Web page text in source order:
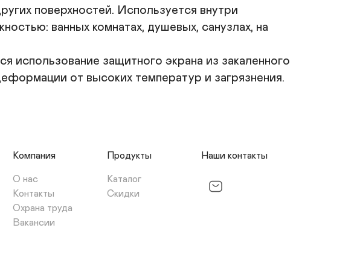
поверхностей. Используется внутри
ванных комнатах, душевых, санузлах, на
защитного экрана из закаленного
от высоких температур и загрязнения.
Компания
О нас
Контакты
Охрана труда
Вакансии
Продукты
Каталог
Скидки
Наши контакты